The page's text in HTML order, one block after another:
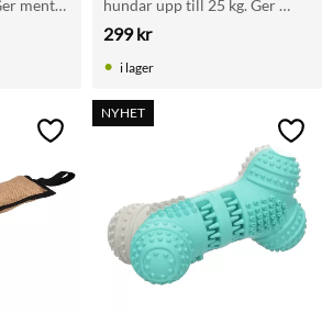
mental
hundar upp till 25 kg. Ger
promenader.
299kr
i lager
Lägg till i favoriter
NYHET
Lägg